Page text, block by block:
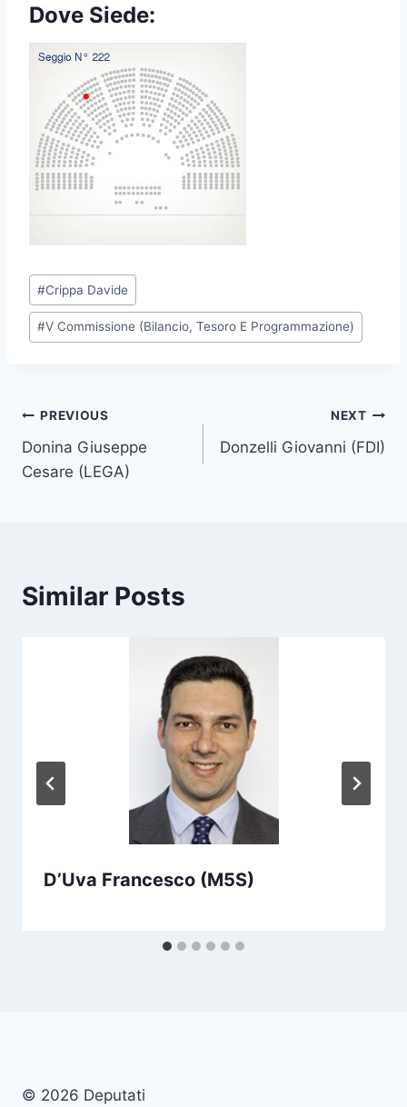
Dove Siede:
P
o
s
:
#Crippa Davide
#V Commissione (Bilancio, Tesoro E Programmazione)
Post
navigation
PREVIOUS
Donina Giuseppe
Cesare (LEGA)
NEXT
Donzelli Giovanni (FDI)
Similar Posts
D’Uva Francesco (M5S)
© 2026 Deputati